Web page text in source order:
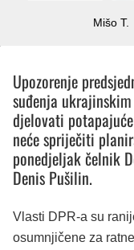
Mišo T.
Upozorenje
suđenja
djelovati
neće spriječiti
ponedjeljak čelnik
Denis Pušilin.
Vlasti DPR-a su
osumnjičene za